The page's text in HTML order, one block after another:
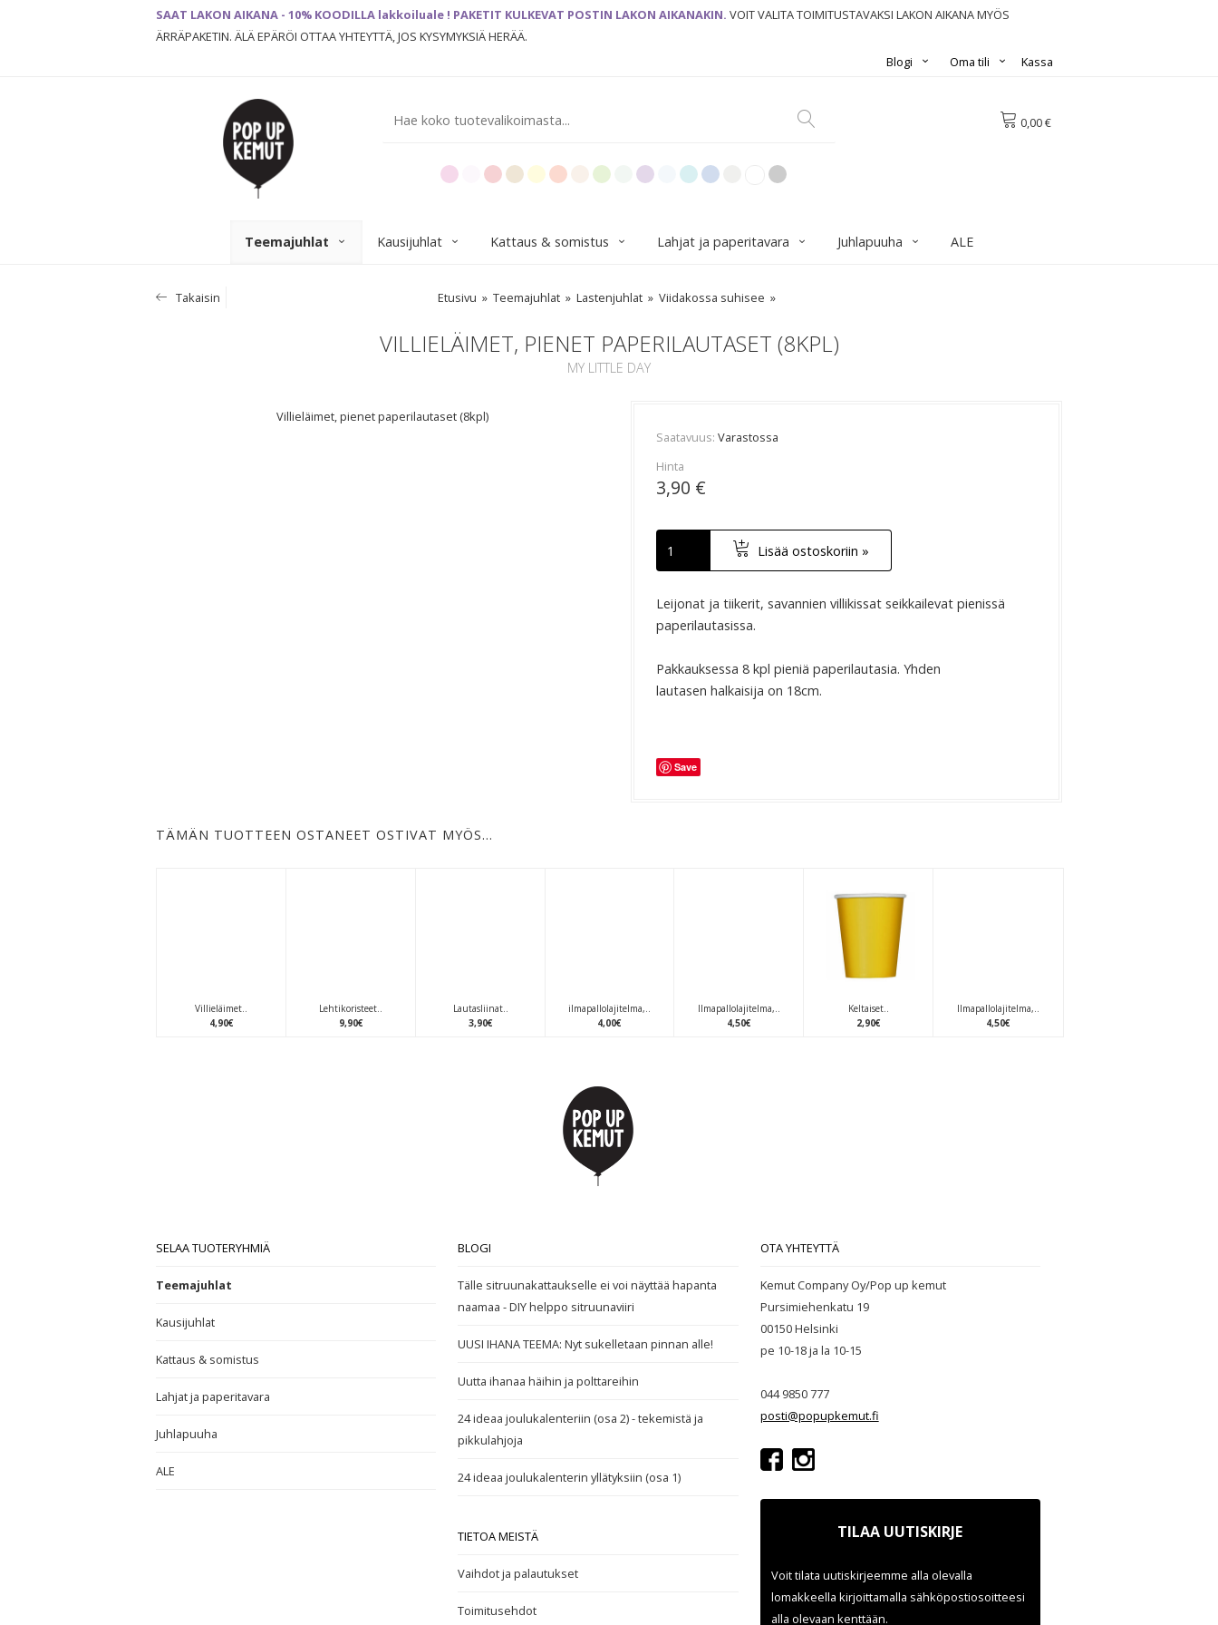
SAAT LAKON AIKANA - 10% KOODILLA lakkoiluale ! PAKETIT KULKEVAT POSTIN LAKON AIKANAKIN. VOIT VALITA TOIMITUSTAVAKSI LAKON AIKANA MYÖS
ÄRRÄPAKETIN. ÄLÄ EPÄRÖI OTTAA YHTEYTTÄ, JOS KYSYMYKSIÄ HERÄÄ.
Kassa
Oma tili
Blogi
0,00 €
Teemajuhlat Kausijuhlat Kattaus & somistus Lahjat ja paperitavara Juhlapuuha ALE
Takaisin Etusivu Teemajuhlat Lastenjuhlat Viidakossa suhisee
VILLIELÄIMET, PIENET PAPERILAUTASET (8KPL)
MY LITTLE DAY
Villieläimet, pienet paperilautaset (8kpl)
Saatavuus Varastossa
Hinta
3,90 €
Lisää ostoskoriin »
Leijonat ja tiikerit, savannien villikissat seikkailevat pienissä
paperilautasissa.
Pakkauksessa 8 kpl pieniä paperilautasia. Yhden
lautasen halkaisija on 18cm.
Save
TÄMÄN TUOTTEEN OSTANEET OSTIVAT MYÖS…
Villieläimet..
4,90€
Lehtikoristeet..
9,90€
Lautasliinat..
3,90€
ilmapallolajitelma,..
4,00€
Ilmapallolajitelma,..
4,50€
Keltaiset..
2,90€
Ilmapallolajitelma,..
4,50€
SELAA TUOTERYHMIÄ
Teemajuhlat
Kausijuhlat
Kattaus & somistus
Lahjat ja paperitavara
Juhlapuuha
ALE
BLOGI
Tälle sitruunakattaukselle ei voi näyttää hapanta
naamaa - DIY helppo sitruunaviiri
UUSI IHANA TEEMA: Nyt sukelletaan pinnan alle!
Uutta ihanaa häihin ja polttareihin
24 ideaa joulukalenteriin (osa 2) - tekemistä ja
pikkulahjoja
24 ideaa joulukalenterin yllätyksiin (osa 1)
TIETOA MEISTÄ
Vaihdot ja palautukset
Toimitusehdot
OTA YHTEYTTÄ
Kemut Company Oy/Pop up kemut
Pursimiehenkatu 19
00150 Helsinki
pe 10-18ja la 10-15
044 9850 777
posti@popupkemut.fi
TILAA UUTISKIRJE
Voit tilata uutiskirjeemme alla olevalla
lomakkeella kirjoittamalla sähköpostiosoitteesi
alla olevaan kenttään.